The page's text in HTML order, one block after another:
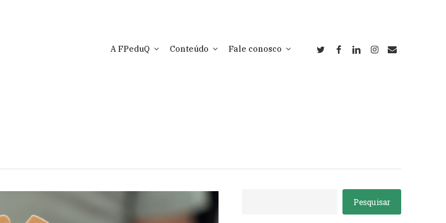
A FPeduQ Conteúdo Fale conosco twitterfacebooklinkedininstagram
email
Pesquisar